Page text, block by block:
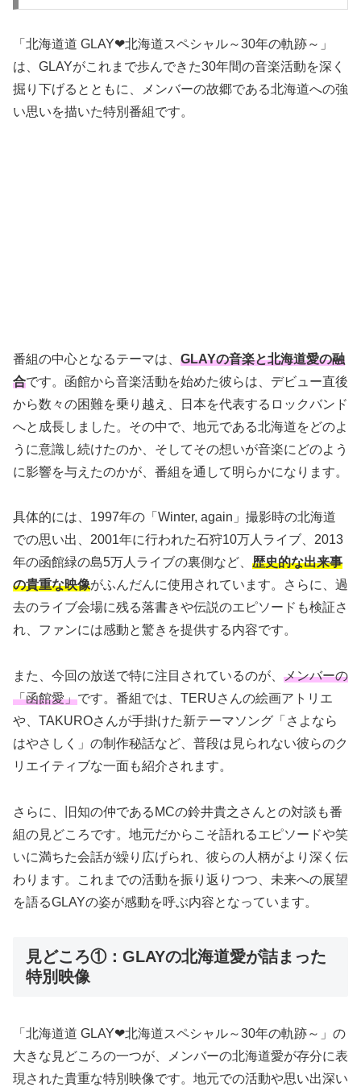
「北海道道 GLAY❤北海道スペシャル～30年の軌跡～」
は、GLAYがこれまで歩んできた30年間の音楽活動を深く
掘り下げるとともに、メンバーの故郷である北海道への強
い思いを描いた特別番組です。
番組の中心となるテーマは、 GLAYの音楽と北海道愛の融
合です。函館から音楽活動を始めた彼らは、デビュー直後
から数々の困難を乗り越え、日本を代表するロックバンド
へと成長しました。その中で、地元である北海道をどのよ
うに意識し続けたのか、そしてその想いが音楽にどのよう
に影響を与えたのかが、番組を通して明らかになります。
具体的には、1997年の「Winter, again」撮影時の北海道
での思い出、2001年に行われた石狩10万人ライブ、2013
年の函館緑の島5万人ライブの裏側など、 歴史的な出来事
の貴重な映像がふんだんに使用されています。さらに、過
去のライブ会場に残る落書きや伝説のエピソードも検証さ
れ、ファンには感動と驚きを提供する内容です。
また、今回の放送で特に注目されているのが、 メンバーの
「函館愛」です。番組では、TERUさんの絵画アトリエ
や、TAKUROさんが手掛けた新テーマソング「さよなら
はやさしく」の制作秘話など、普段は見られない彼らのク
リエイティブな一面も紹介されます。
さらに、旧知の仲であるMCの鈴井貴之さんとの対談も番
組の見どころです。地元だからこそ語れるエピソードや笑
いに満ちた会話が繰り広げられ、彼らの人柄がより深く伝
わります。これまでの活動を振り返りつつ、未来への展望
を語るGLAYの姿が感動を呼ぶ内容となっています。
見どころ①：GLAYの北海道愛が詰まった
特別映像
「北海道道 GLAY❤北海道スペシャル～30年の軌跡～」の
大きな見どころの一つが、メンバーの北海道愛が存分に表
現された貴重な特別映像です。地元での活動や思い出深い